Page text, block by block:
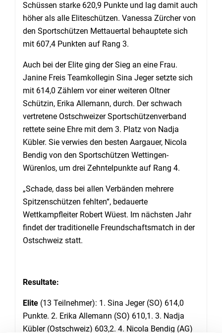
Schüssen starke 620,9 Punkte und lag damit auch
höher als alle Eliteschützen. Vanessa Zürcher von
den Sportschützen Mettauertal behauptete sich
mit 607,4 Punkten auf Rang 3.
Auch bei der Elite ging der Sieg an eine Frau.
Janine Freis Teamkollegin Sina Jeger setzte sich
mit 614,0 Zählern vor einer weiteren Oltner
Schützin, Erika Allemann, durch. Der schwach
vertretene Ostschweizer Sportschützenverband
rettete seine Ehre mit dem 3. Platz von Nadja
Kübler. Sie verwies den besten Aargauer, Nicola
Bendig von den Sportschützen Wettingen-
Würenlos, um drei Zehntelpunkte auf Rang 4.
„Schade, dass bei allen Verbänden mehrere
Spitzenschützen fehlten“, bedauerte
Wettkampfleiter Robert Wüest. Im nächsten Jahr
findet der traditionelle Freundschaftsmatch in der
Ostschweiz statt.
Resultate:
Elite (13 Teilnehmer): 1. Sina Jeger (SO) 614,0
Punkte. 2. Erika Allemann (SO) 610,1. 3. Nadja
Kübler (Ostschweiz) 603,2. 4. Nicola Bendig (AG)